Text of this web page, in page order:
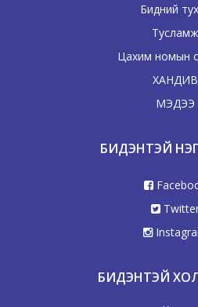
Бидний
Тусламж
Цахим номын
ХАНДИВ
МЭДЭЭ
БИДЭНТЭЙ
БИДЭНТЭЙ